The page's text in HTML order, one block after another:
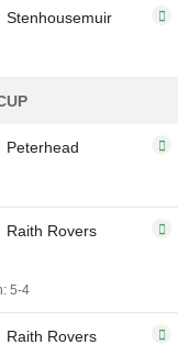
Stenhousemuir
Peterhead
Raith Rovers
5-4
Raith Rovers